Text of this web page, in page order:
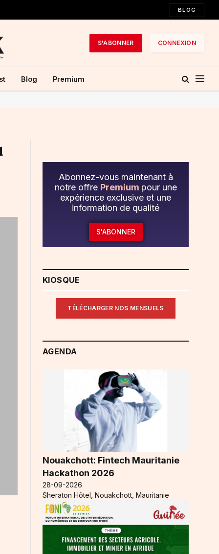
BLOG
S'ABONNER CONNEXION
Blog Premium
Abonnez-vous maintenant à
notre offre Premium pour une
expérience exclusive et une
information de qualité
S'ABONNER
KIOSQUE
TÉLÉCHARGER NOS MENSUELS
AGENDA
Nouakchott: Fintech Mauritanie
Hackathon 2026
28-09-2026
Sheraton Hôtel, Nouakchott, Mauritanie